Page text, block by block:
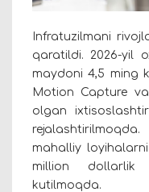
Infratuzilmani
qaratildi. 2026-yil
maydoni 4,5 ming
Motion Capture
olgan
mahalliy
million dollarlik
kutilmoqda.